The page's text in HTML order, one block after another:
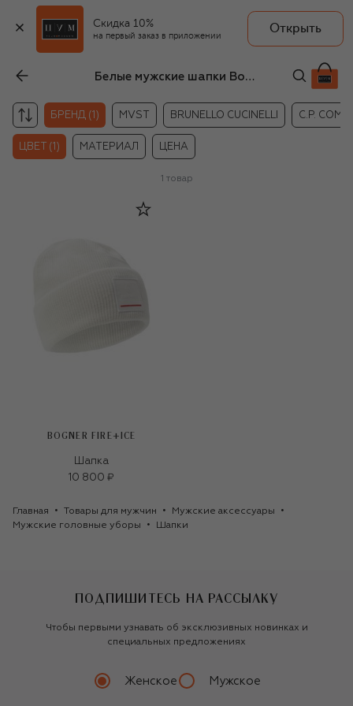
Скидка 10%
на первый заказ в приложении
Открыть
Белые мужские шапки Bogner Fire+Ice
БРЕНД (1) MVST BRUNELLO CUCINELLI C.P.
ЦВЕТ (1) МАТЕРИАЛ ЦЕНА
1 товар
BOGNER FIRE+ICE
Шапка
10 800 ₽
Главная Товары для мужчин
Мужские аксессуары
Мужские головные уборы
Шапки
ПОДПИШИТЕСЬ НА РАССЫЛКУ
Чтобы первыми узнавать об эксклюзивных новинках и
специальных предложениях
Женское Мужское